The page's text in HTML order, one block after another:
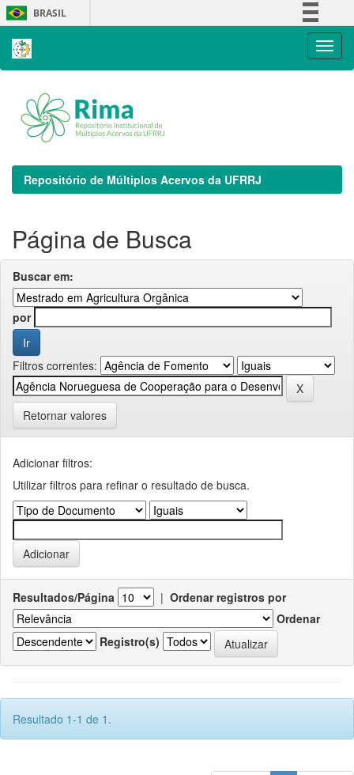
Skip
navigation
BRASIL
Repositório de Múltiplos Acervos da UFRRJ
Página de Busca
Buscar em:
por
Filtros correntes:
Retornar valores
Adicionar filtros:
Utilizar filtros para refinar o resultado de busca.
Resultados/Página | Ordenar registros por
Ordenar
Registro(s)
Resultado 1-1 de 1.